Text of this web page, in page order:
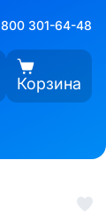
301-64-48
Корзина